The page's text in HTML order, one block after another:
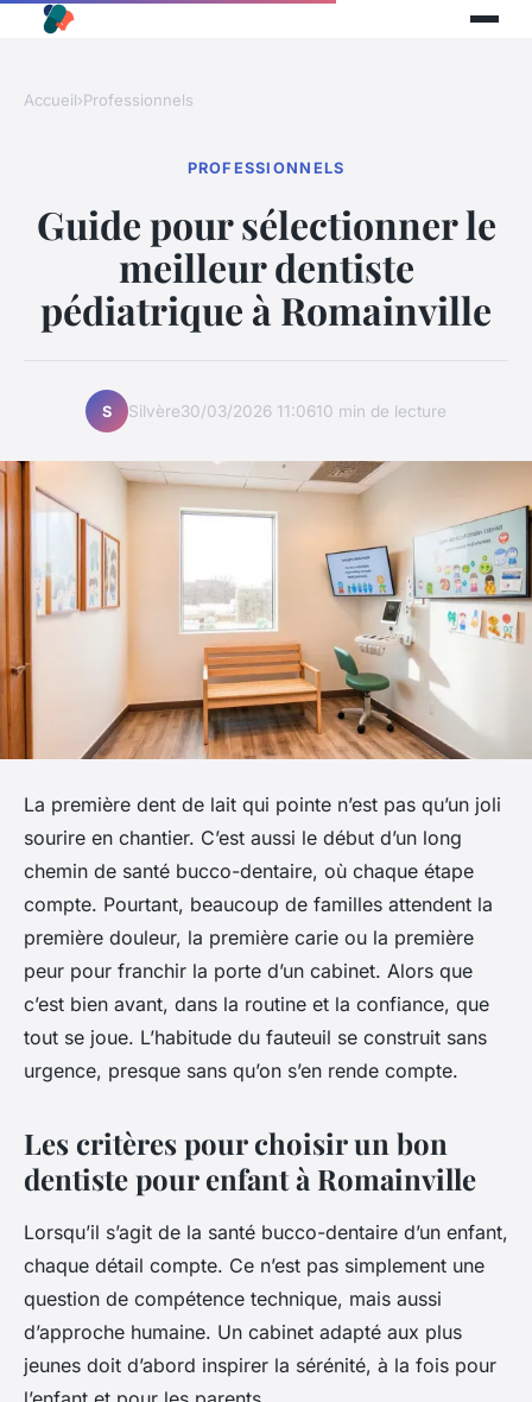
Accueil›Professionnels
PROFESSIONNELS
Guide pour sélectionner le
meilleur dentiste
pédiatrique à Romainville
S Silvère30/03/2026 11:0610 min de lecture
La première dent de lait qui pointe n’est pas qu’un joli
sourire en chantier. C’est aussi le début d’un long
chemin de santé bucco-dentaire, où chaque étape
compte. Pourtant, beaucoup de familles attendent la
première douleur, la première carie ou la première
peur pour franchir la porte d’un cabinet. Alors que
c’est bien avant, dans la routine et la confiance, que
tout se joue. L’habitude du fauteuil se construit sans
urgence, presque sans qu’on s’en rende compte.
Les critères pour choisir un bon
dentiste pour enfant à Romainville
Lorsqu’il s’agit de la santé bucco-dentaire d’un enfant,
chaque détail compte. Ce n’est pas simplement une
question de compétence technique, mais aussi
d’approche humaine. Un cabinet adapté aux plus
jeunes doit d’abord inspirer la sérénité, à la fois pour